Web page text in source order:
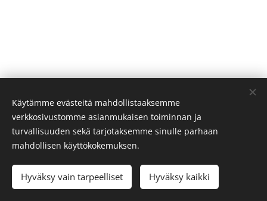
NTH North Oy / All rights are reserved 2023
Y: 3394255-5 │ ALV.rek
Tietosuojaseloste|Terms of use
Languages
Suomi
English
Käytämme evästeitä mahdollistaaksemme
verkkosivustomme asianmukaisen toiminnan ja
turvallisuuden sekä tarjotaksemme sinulle parhaan
mahdollisen käyttökokemuksen.
Hyväksy vain tarpeelliset Hyväksy kaikki